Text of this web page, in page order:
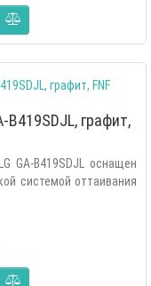
B419SDJL, графит,
GA-B419SDJL оснащен
системой оттаивания